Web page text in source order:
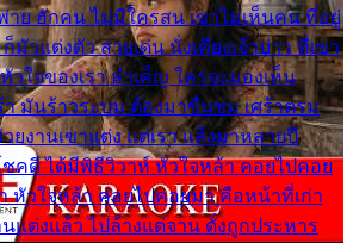
าย ฮักคน ไม่มีใครสน เขาไม่เห็นคน ที่อยู่
มัวแต่งตัว สวยเด่น นั่งเคียงเจ้าบ่าว ที่เขา
วใจของเรา ลำเค็ญ ใครจะมองเห็น
า มันร้าวระบม ต้องมาขื่นขม เศร้าตรม
งานเขาแต่ง แต่เรา แล้งมาหลายปี
ชคดี ได้มีพิธีวิวาห์ หัวใจหล้า คอยไปคอย
หัวใจหล้า คอยไปคอยมา คือหน้าที่เก่า
แต่งแล้ว ไปล้างแต่จาน ดั่งถูกประหาร